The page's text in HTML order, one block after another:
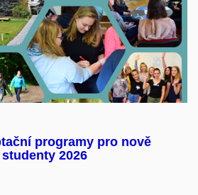
programy pro nově
2026